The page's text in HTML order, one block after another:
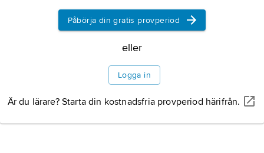
Påbörja din gratis provperiod
eller
Logga in
Är du lärare? Starta din kostnadsfria provperiod härifrån.